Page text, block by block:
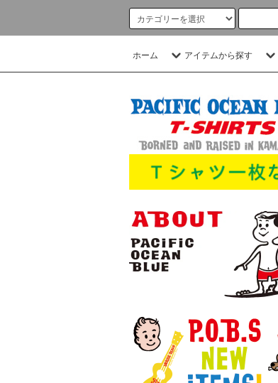
ホーム アイテムから探す